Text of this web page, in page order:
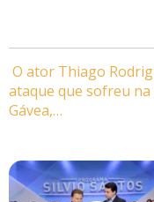
O ator Thiago
ataque que sofreu
Gávea,…